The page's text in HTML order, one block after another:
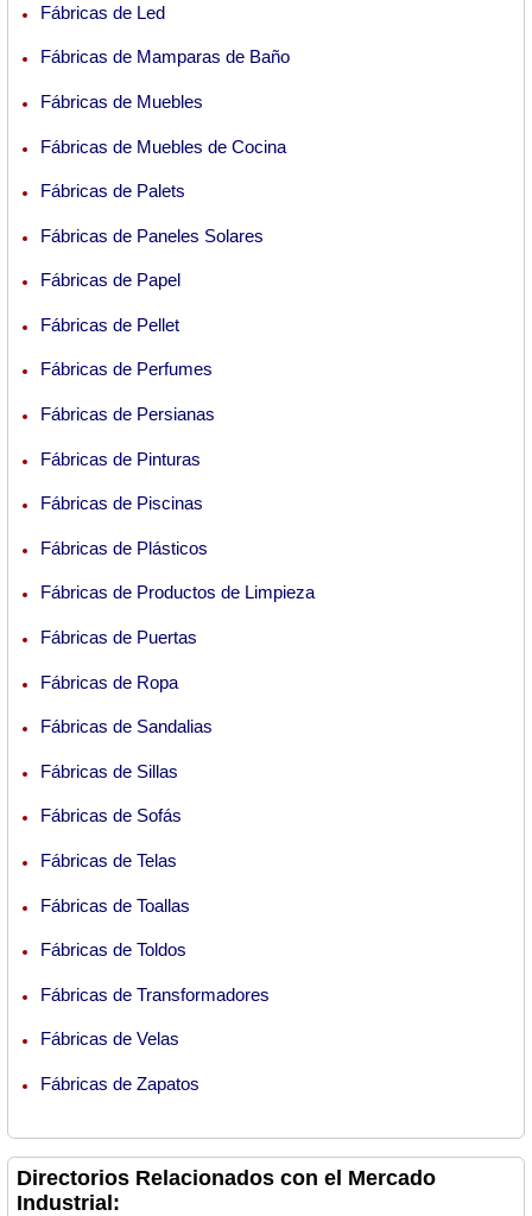
Fábricas de Led
Fábricas de Mamparas de Baño
Fábricas de Muebles
Fábricas de Muebles de Cocina
Fábricas de Palets
Fábricas de Paneles Solares
Fábricas de Papel
Fábricas de Pellet
Fábricas de Perfumes
Fábricas de Persianas
Fábricas de Pinturas
Fábricas de Piscinas
Fábricas de Plásticos
Fábricas de Productos de Limpieza
Fábricas de Puertas
Fábricas de Ropa
Fábricas de Sandalias
Fábricas de Sillas
Fábricas de Sofás
Fábricas de Telas
Fábricas de Toallas
Fábricas de Toldos
Fábricas de Transformadores
Fábricas de Velas
Fábricas de Zapatos
Directorios Relacionados con el Mercado
Industrial: